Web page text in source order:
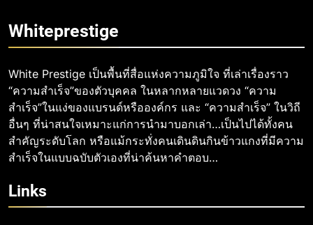
Whiteprestige
White Prestige เป็นพื้นที่สื่อแห่งความภูมิใจ ที่เล่าเรื่องราว
“ความสำเร็จ”ของตัวบุคคล ในหลากหลายแวดวง “ความ
สำเร็จ”ในแง่ของแบรนด์หรือองค์กร และ “ความสำเร็จ” ในวิถี
อื่นๆ ที่น่าสนใจเหมาะแก่การนำมาบอกเล่า…เป็นไปได้ทั้งคน
สำคัญระดับโลก หรือแม้กระทั่งคนเดินดินกินข้าวแกงที่มีความ
สำเร็จในแบบฉบับตัวเองที่น่าค้นหาคำตอบ…
Links